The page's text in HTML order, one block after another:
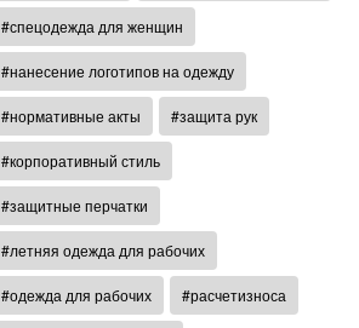
#спецодежда для женщин
#нанесение логотипов на одежду
#нормативные акты #защита рук
#корпоративный стиль
#защитные перчатки
#летняя одежда для рабочих
#одежда для рабочих #расчетизноса